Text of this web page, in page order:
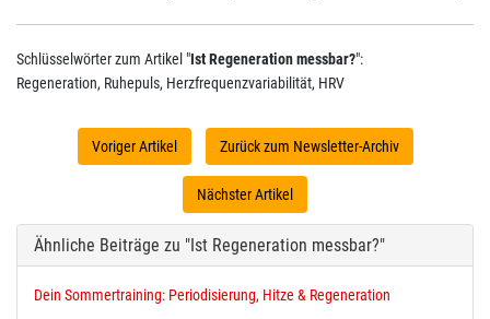
Schlüsselwörter zum Artikel "Ist Regeneration messbar?":
Regeneration, Ruhepuls, Herzfrequenzvariabilität, HRV
Voriger Artikel Zurück zum Newsletter-Archiv
Nächster Artikel
Ähnliche Beiträge zu "Ist Regeneration messbar?"
Dein Sommertraining: Periodisierung, Hitze & Regeneration